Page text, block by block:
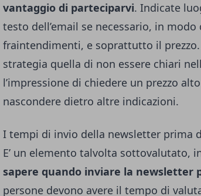
vantaggio di parteciparvi. Indicate
testo dell’email se necessario, in
fraintendimenti, e soprattutto il
strategia quella di non essere chiari
l’impressione di chiedere un prezzo
nascondere dietro altre indicazioni.
I tempi di invio della newsletter prima
E’ un elemento talvolta sottovalutato,
sapere quando inviare la newsletter
persone devono avere il tempo di